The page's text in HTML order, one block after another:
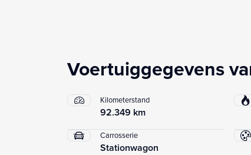
Voertuiggegevens
Kilometerstand
92.349 km
Carrosserie
Stationwagon